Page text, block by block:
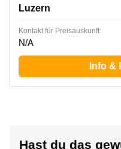
Luzern
Kontakt für Preisauskunft:
N/A
Info &
Hast du das